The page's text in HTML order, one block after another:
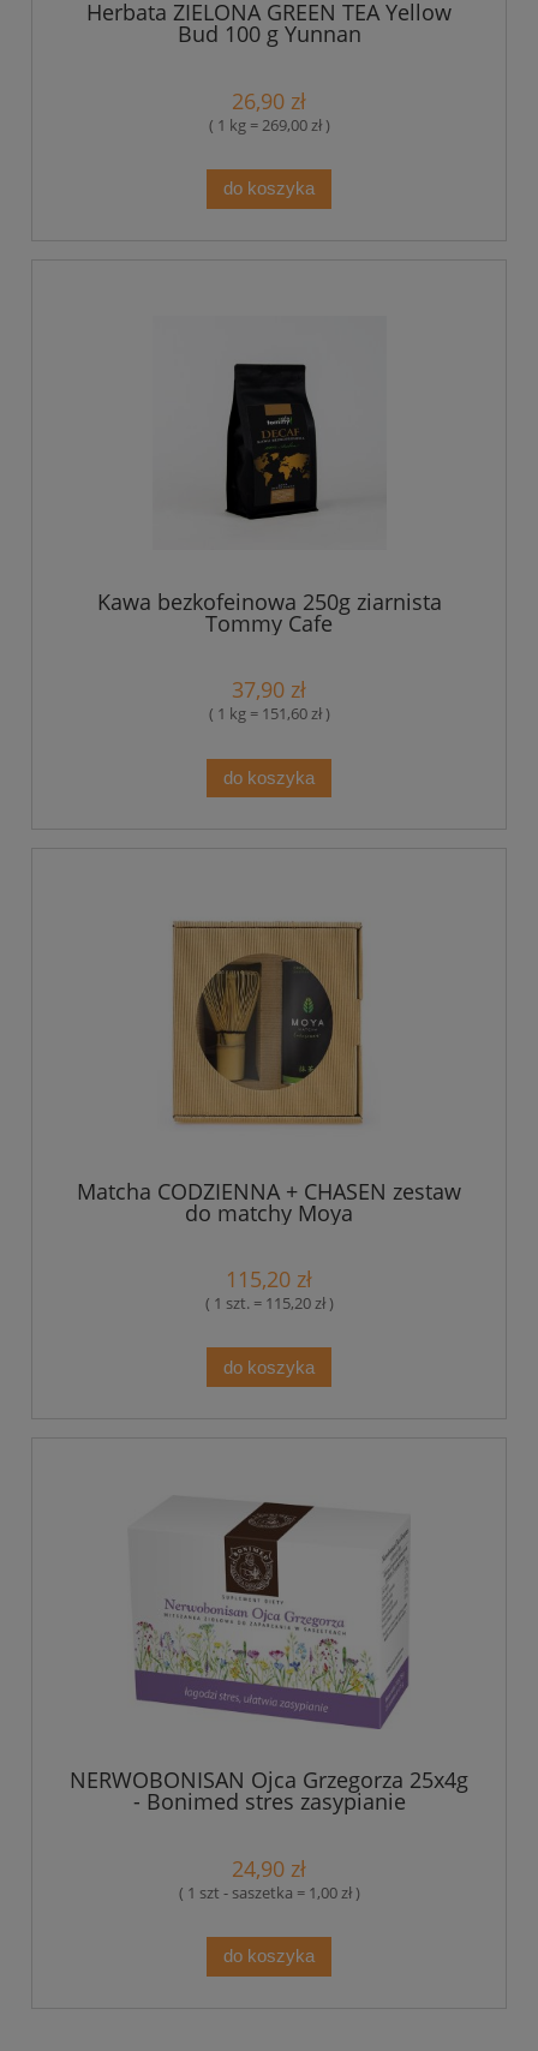
Herbata ZIELONA GREEN TEA Yellow
Bud 100 g Yunnan
26,90 zł
( 1 kg = 269,00 zł )
do koszyka
Kawa bezkofeinowa 250g ziarnista
Tommy Cafe
37,90 zł
( 1 kg = 151,60 zł )
do koszyka
Matcha CODZIENNA + CHASEN zestaw
do matchy Moya
115,20 zł
( 1 szt. = 115,20 zł )
do koszyka
NERWOBONISAN Ojca Grzegorza 25x4g
- Bonimed stres zasypianie
24,90 zł
( 1 szt - saszetka = 1,00 zł )
do koszyka